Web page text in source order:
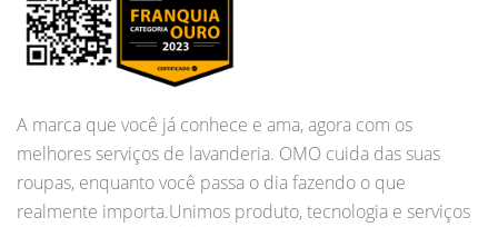
A marca que você já conhece e ama, agora com os
melhores serviços de lavanderia. OMO cuida das suas
roupas, enquanto você passa o dia fazendo o que
realmente importa.Unimos produto, tecnologia e serviços